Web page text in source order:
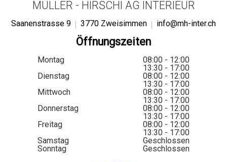
MÜLLER - HIRSCHI AG INTERIEUR
Saanenstrasse 9 3770 Zweisimmen info@mh-inter.ch
Öffnungszeiten
Montag
08:00 - 12:00
13:30 - 17:00
Dienstag
08:00 - 12:00
13:30 - 17:00
Mittwoch
08:00 - 12:00
13:30 - 17:00
Donnerstag
08:00 - 12:00
13:30 - 17:00
Freitag
08:00 - 12:00
13:30 - 17:00
Samstag
Geschlossen
Sonntag
Geschlossen